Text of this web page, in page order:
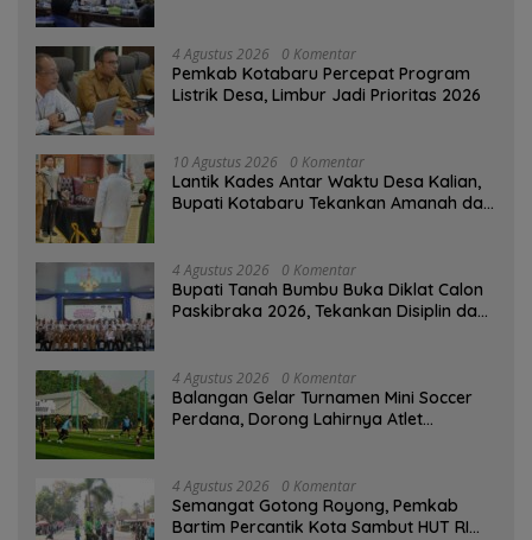
4 Agustus 2026 0 Komentar
Pemkab Kotabaru Percepat Program
Listrik Desa, Limbur Jadi Prioritas 2026
10 Agustus 2026 0 Komentar
Lantik Kades Antar Waktu Desa Kalian,
Bupati Kotabaru Tekankan Amanah dan
4 Agustus 2026 0 Komentar
Bupati Tanah Bumbu Buka Diklat Calon
Paskibraka 2026, Tekankan Disiplin dan
4 Agustus 2026 0 Komentar
Balangan Gelar Turnamen Mini Soccer
Perdana, Dorong Lahirnya Atlet
4 Agustus 2026 0 Komentar
Semangat Gotong Royong, Pemkab
Bartim Percantik Kota Sambut HUT RI